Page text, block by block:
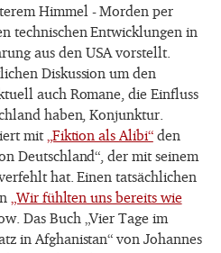
Himmel - Morden per
technischen Entwicklungen in
aus den USA vorstellt.
Diskussion um den
auch Romane, die Einfluss
haben, Konjunktur.
mit „Fiktion als Alibi“den
Deutschland“, der mit seinem
hat. Einen tatsächlichen
„Wir fühlten uns bereits wie
Das Buch „Vier Tage im
in Afghanistan“ von Johannes